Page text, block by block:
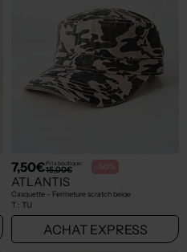
7,50€Prix boutique :
15,00€ -50%
ATLANTIS
Casquette - Fermeture scratch beige
T : TU
ACHAT EXPRESS